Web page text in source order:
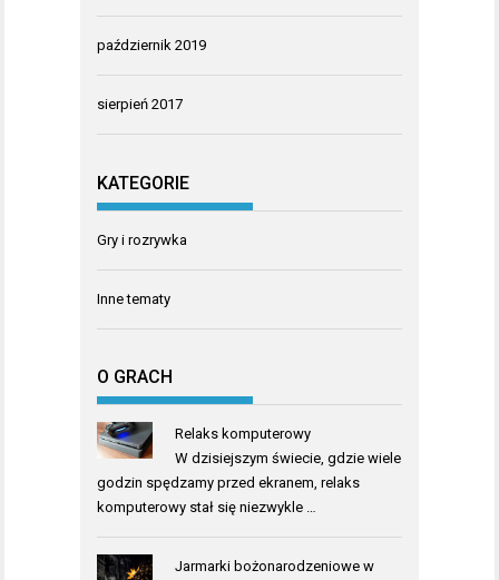
październik 2019
sierpień 2017
KATEGORIE
Gry i rozrywka
Inne tematy
O GRACH
Relaks komputerowy
W dzisiejszym świecie, gdzie wiele
godzin spędzamy przed ekranem, relaks
komputerowy stał się niezwykle …
Jarmarki bożonarodzeniowe w